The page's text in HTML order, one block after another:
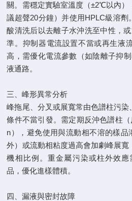
關。需穩定實驗室溫度（±2℃以內）
議超聲20分鐘）并使用HPLC級溶劑
酸清洗后以去離子水沖洗至中性，或
準。抑制器電流設置不當或再生液
高，需優化電流參數（如陰離子抑
液通路。
三、峰形異常分析
峰拖尾、分叉或展寬常由色譜柱污
條件不當引發。需定期反沖色譜柱
n），避免使用與流動相不溶的樣
外）或流動相粘度過高會加劇峰展
機相比例。重金屬污染或柱外效應
品，優化進樣體積。
四、漏液與密封故障